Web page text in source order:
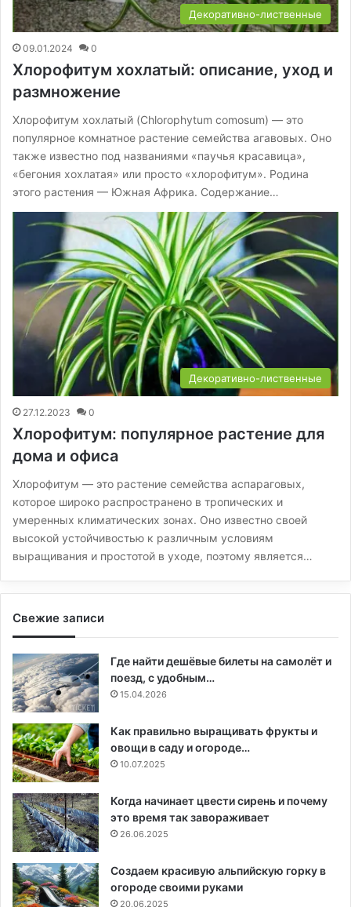
Декоративно-лиственные
09.01.2024 0
Хлорофитум хохлатый: описание, уход и
размножение
Хлорофитум хохлатый (Chlorophytum comosum) — это
популярное комнатное растение семейства агавовых. Оно
также известно под названиями «паучья красавица»,
«бегония хохлатая» или просто «хлорофитум». Родина
этого растения — Южная Африка. Содержание…
Декоративно-лиственные
27.12.2023 0
Хлорофитум: популярное растение для
дома и офиса
Хлорофитум — это растение семейства аспараговых,
которое широко распространено в тропических и
умеренных климатических зонах. Оно известно своей
высокой устойчивостью к различным условиям
выращивания и простотой в уходе, поэтому является…
Свежие записи
Где найти дешёвые билеты на самолёт и
поезд, с удобным…
15.04.2026
Как правильно выращивать фрукты и
овощи в саду и огороде…
10.07.2025
Когда начинает цвести сирень и почему
это время так завораживает
26.06.2025
Создаем красивую альпийскую горку в
огороде своими руками
20.06.2025